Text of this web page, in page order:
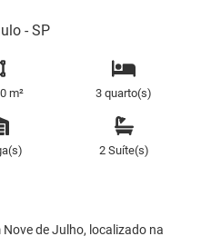
- SP
m² 3 quarto(s)
2 Suíte(s)
de Julho, localizado na